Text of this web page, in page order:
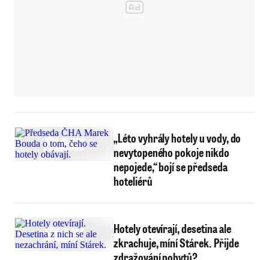
„Léto vyhrály hotely u vody, do
nevytopeného pokoje nikdo
nepojede,“ bojí se předseda
hoteliérů
Hotely otevírají, desetina ale
zkrachuje, míní Stárek. Přijde